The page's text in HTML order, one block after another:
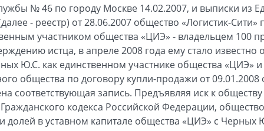
№ 46 по городу Москве 14.02.2007, и выписки из
- реестр) от 28.06.2007 общество «Логистик-Сити»
участником общества «ЦИЭ» - владельцем 100
истца, в апреле 2008 года ему стало известно
Ю.С. как единственном участнике общества «ЦИЭ»
общества по договору купли-продажи от
соответствующая запись. Предъявляя иск к
кодекса Российской Федерации,
долей в уставном капитале общества «ЦИЭ» с Черных